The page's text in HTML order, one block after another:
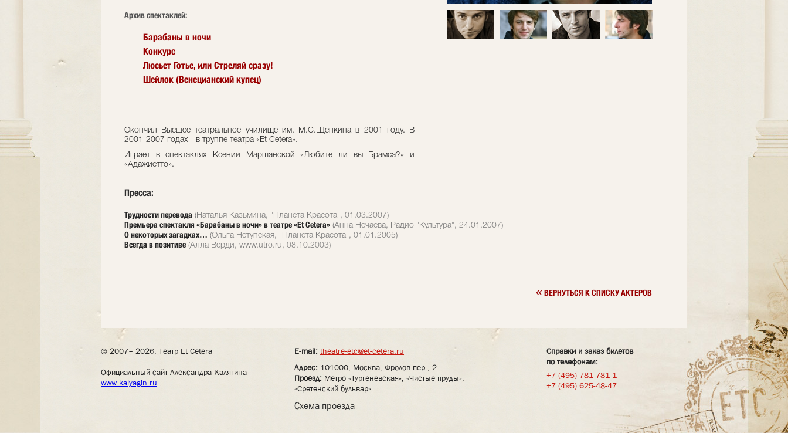
Архив спектаклей:
Барабаны в ночи
Конкурс
Люсьет Готье, или Стреляй сразу!
Шейлок (Венецианский купец)
Окончил Высшее театральное училище им. М.С.Щепкина в 2001 году. В
2001-2007 годах - в труппе театра «Et Сetera».
Играет в спектаклях Ксении Маршанской «Любите ли вы Брамса?» и
«Адажиетто».
Пресса:
Трудности перевода (Наталья Казьмина, "Планета Красота", 01.03.2007)
Премьера спектакля «Барабаны в ночи» в театре «Еt Сetera» (Анна Нечаева, Радио "Культура", 24.01.2007)
О некоторых загадках… (Ольга Нетупская, "Планета Красота", 01.01.2005)
Всегда в позитиве (Алла Верди, www.utro.ru, 08.10.2003)
«ВЕРНУТЬСЯ К СПИСКУ АКТЕРОВ
© 2007– 2026, Театр Et Cetera
Официальный сайт Александра Калягина
www.kalyagin.ru
E-mail: theatre-etc@et-cetera.ru
Адрес: 101000, Москва, Фролов пер., 2
Проезд: Метро «Тургеневская», «Чистые пруды»,
«Сретенский бульвар»
Схема проезда
Справки и заказ билетов
по телефонам:
+7 (495) 781-781-1
+7 (495) 625-48-47